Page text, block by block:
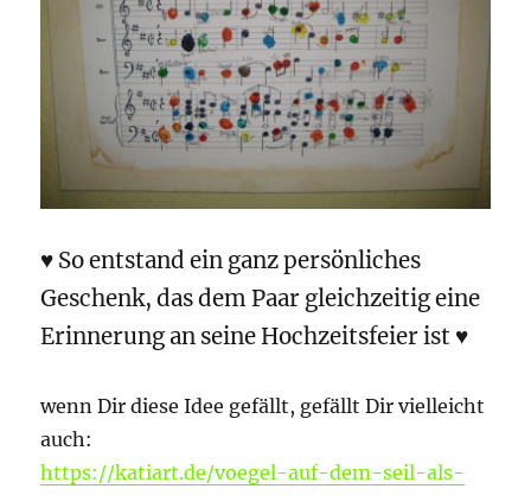
♥ So entstand ein ganz persönliches
Geschenk, das dem Paar gleichzeitig eine
Erinnerung an seine Hochzeitsfeier ist ♥
wenn Dir diese Idee gefällt, gefällt Dir vielleicht
auch:
https://katiart.de/voegel-auf-dem-seil-als-